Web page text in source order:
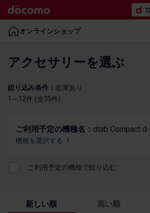
オンラインショップ
アクセサリーを​選ぶ
絞り込み条件： 在庫​あり
1～12件 (全3​5件)
ご利用予定の機種名： dtab Compact
機種を​選択する
ご利用​予定の​機種で​絞り込む
新しい順 高い順